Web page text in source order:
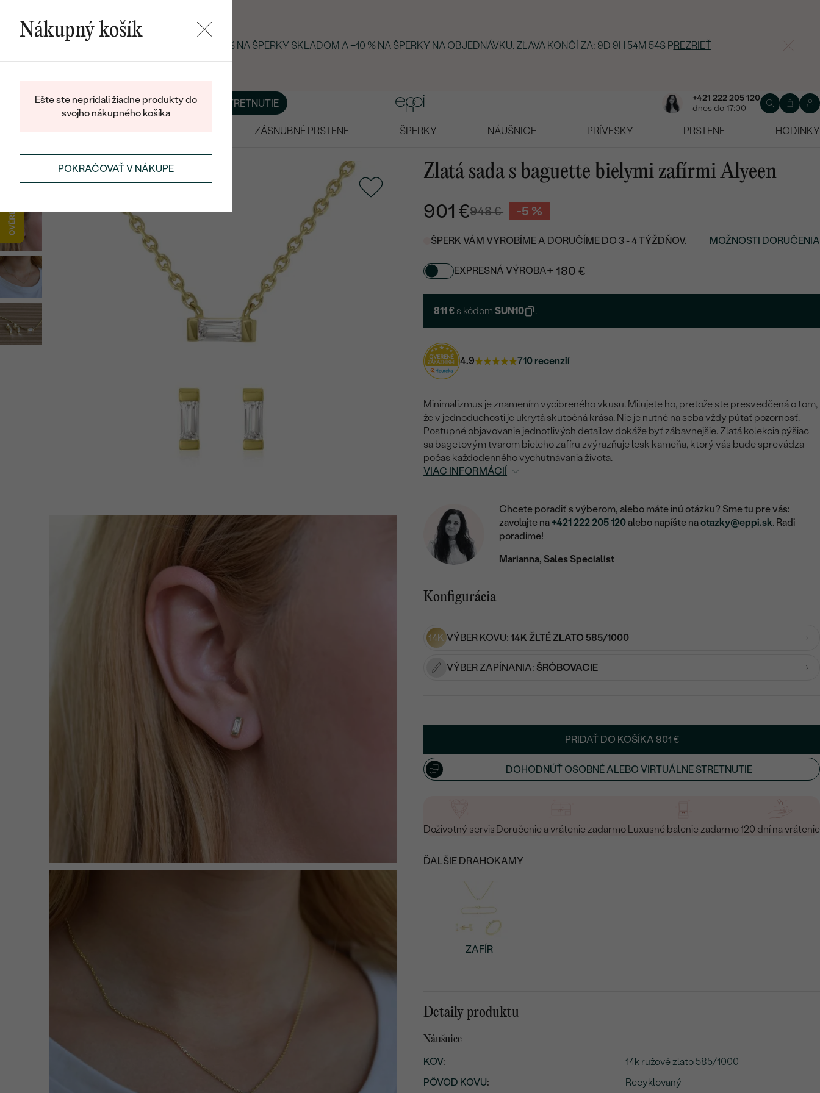
LETNÝ BLACK FRIDAY: −25 % NA ŠPERKY SKLADOM A −10 % NA ŠPERKY NA OBJEDNÁVKU. ZĽAVA KONČÍ ZA: 9D 9H 54M 53SPREZRIEŤ
BLOGŠPERKY NA MIERU DOHODNÚŤ STRETNUTIE
+421 222 205 120
dnes do 17:00
ZÁSNUBNÉ PRSTENE ŠPERKY NÁUŠNICE PRÍVESKY PRSTENE
HODINKY
ŠPERKYMINIMALISTICKÉ ŠPERKY
Zlatá sada s baguette bielymi zafírmi Alyeen
901 €948 € -5 %
ŠPERK VÁM VYROBÍME A DORUČÍME DO 3 - 4 TÝŽDŇOV. MOŽNOSTI DORUČENIA
EXPRESNÁ VÝROBA+ 180 €
811 € s kódomSUN10 .
4.9 710 recenzií
Minimalizmus je znamením vycibreného vkusu. Milujete ho, pretože ste presvedčená o tom,
že v jednoduchosti je ukrytá skutočná krása. Nie je nutné na seba vždy pútať pozornosť.
Postupné objavovanie jednotlivých detailov dokáže byť zábavnejšie. Zlatá kolekcia pýšiac
sa bagetovým tvarom bieleho zafíru zvýrazňuje lesk kameňa, ktorý vás bude sprevádza
počas každodenného vychutnávania života.
VIAC INFORMÁCIÍ
Chcete poradiť s výberom, alebo máte inú otázku? Sme tu pre vás:
zavolajte na +421 222 205 120alebo napíšte naotazky@eppi.sk. Radi
poradíme!
Marianna, Sales Specialist
Konfigurácia
14K VÝBER KOVU: 14K ŽLTÉ ZLATO 585/1000
VÝBER ZAPÍNANIA: ŠRÓBOVACIE
PRIDAŤ DO KOŠÍKA 901 €
DOHODNÚŤ OSOBNÉ ALEBO VIRTUÁLNE STRETNUTIE
Doživotný servis Doručenie a vrátenie zadarmo Luxusné balenie zadarmo120 dní na vrátenie
ĎALŠIE DRAHOKAMY
ZAFÍR
Detaily produktu
Náušnice
KOV:
14k ružové zlato 585/1000
PÔVOD KOVU:
Recyklovaný
Nákupný košík
Ešte ste nepridali žiadne produkty do
svojho nákupného košíka
POKRAČOVAŤ V NÁKUPE